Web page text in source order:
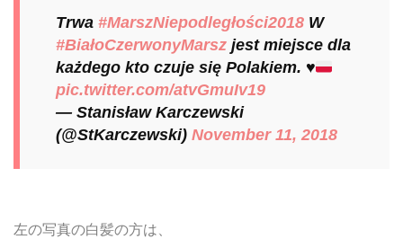
Trwa #MarszNiepodległości2018 W
#BiałoCzerwonyMarsz jest miejsce dla
każdego kto czuje się Polakiem. ♥️
pic.twitter.com/atvGmuIv19
— Stanisław Karczewski
(@StKarczewski) November 11, 2018
左の写真の白髪の方は、